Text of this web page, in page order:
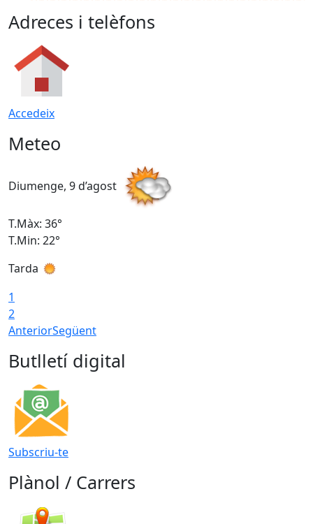
Adreces i telèfons
Accedeix
Meteo
Diumenge, 9 d’agost
T.Màx: 36°
T.Min: 22°
Tarda
1
2
AnteriorSegüent
Butlletí digital
Subscriu-te
Plànol / Carrers